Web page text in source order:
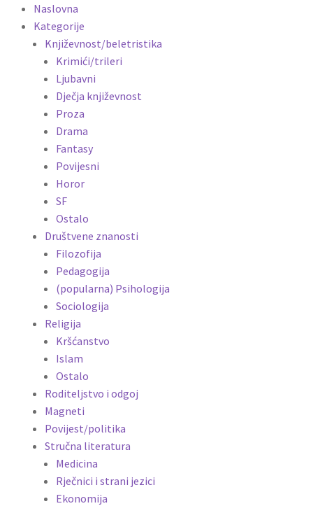
Naslovna
Kategorije
Književnost/beletristika
Krimići/trileri
Ljubavni
Dječja književnost
Proza
Drama
Fantasy
Povijesni
Horor
SF
Ostalo
Društvene znanosti
Filozofija
Pedagogija
(popularna) Psihologija
Sociologija
Religija
Kršćanstvo
Islam
Ostalo
Roditeljstvo i odgoj
Magneti
Povijest/politika
Stručna literatura
Medicina
Rječnici i strani jezici
Ekonomija